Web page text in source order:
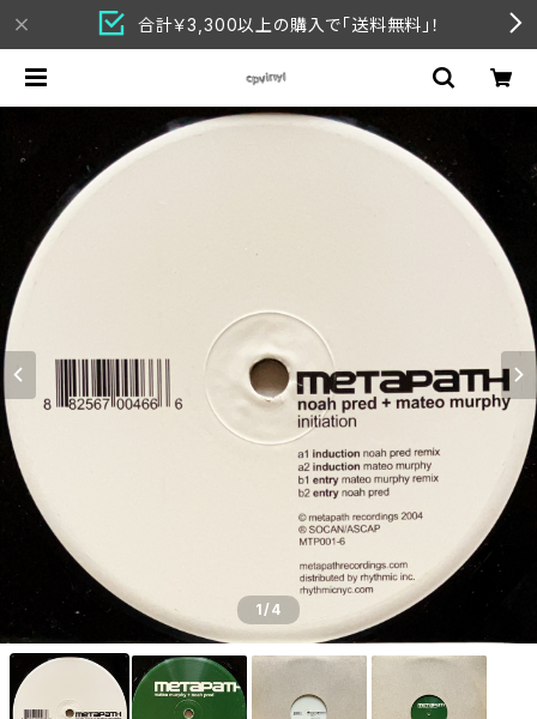
合計￥3,300以上の購入で「送料無料」！
1/4